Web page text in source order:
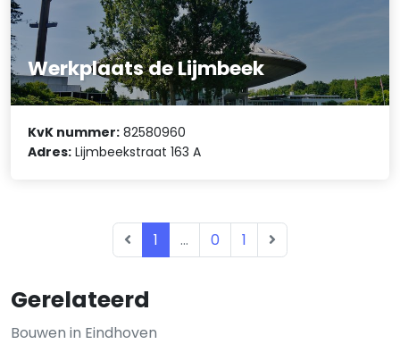
Gerelateerd
Bouwen in Eindhoven
Werkplaats de Lijmbeek
KvK nummer: 82580960
Adres: Lijmbeekstraat 163 A
1 ... 0 1